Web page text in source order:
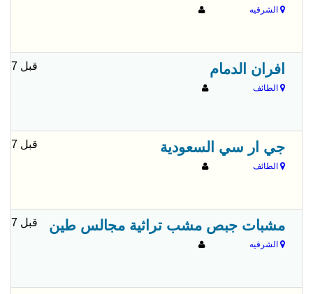
الشرقيه
افران الدمام
الطائف
قبل 7 شهور
جي ار سي السعودية
الطائف
قبل 7 شهور
مشبات جبص مشب تراثية مجالس طين
الشرقيه
قبل 7 شهور